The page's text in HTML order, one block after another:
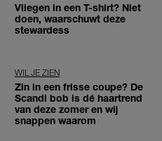
Vliegen in een T-shirt? Niet
doen, waarschuwt deze
stewardess
WIL JE ZIEN
Zin in een frisse coupe? De
Scandi bob is dé haartrend
van deze zomer en wij
snappen waarom